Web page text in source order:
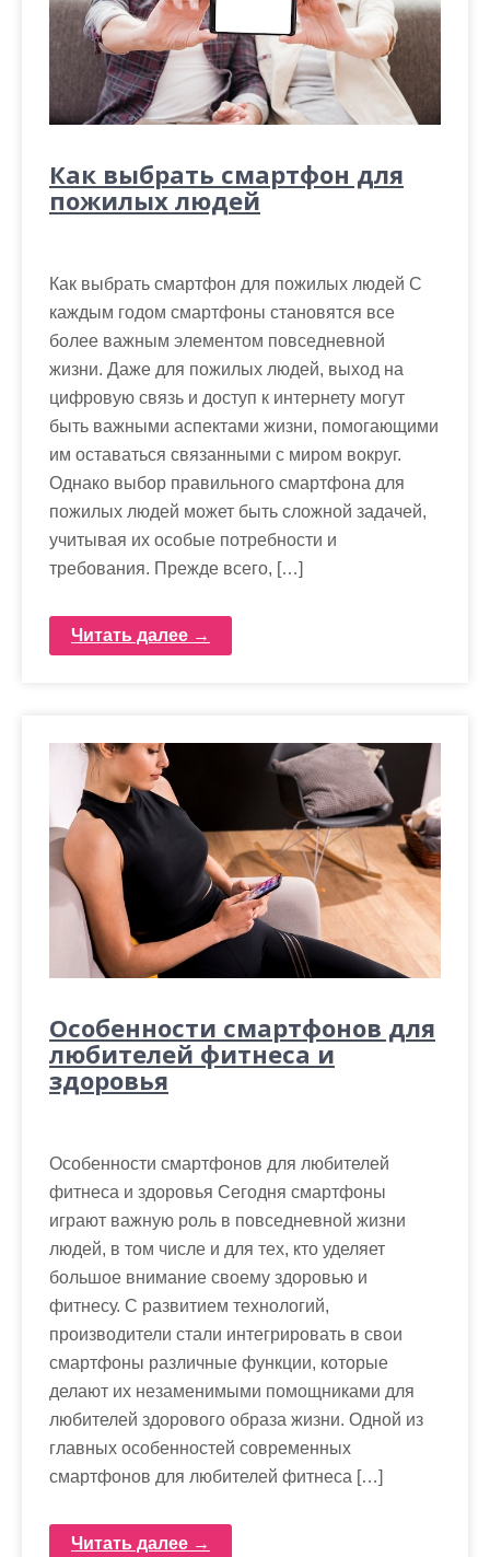
Как выбрать смартфон для
пожилых людей
Как выбрать смартфон для пожилых людей С
каждым годом смартфоны становятся все
более важным элементом повседневной
жизни. Даже для пожилых людей, выход на
цифровую связь и доступ к интернету могут
быть важными аспектами жизни, помогающими
им оставаться связанными с миром вокруг.
Однако выбор правильного смартфона для
пожилых людей может быть сложной задачей,
учитывая их особые потребности и
требования. Прежде всего, […]
Читать далее →
Особенности смартфонов для
любителей фитнеса и
здоровья
Особенности смартфонов для любителей
фитнеса и здоровья Сегодня смартфоны
играют важную роль в повседневной жизни
людей, в том числе и для тех, кто уделяет
большое внимание своему здоровью и
фитнесу. С развитием технологий,
производители стали интегрировать в свои
смартфоны различные функции, которые
делают их незаменимыми помощниками для
любителей здорового образа жизни. Одной из
главных особенностей современных
смартфонов для любителей фитнеса […]
Читать далее →